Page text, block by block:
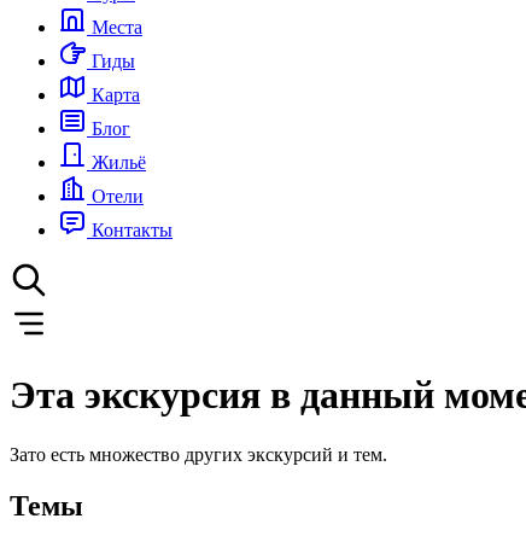
Места
Гиды
Карта
Блог
Жильё
Отели
Контакты
Эта экскурсия в данный
Зато есть множество других экскурсий и тем.
Темы